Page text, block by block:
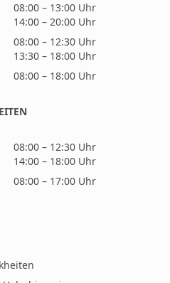
08:00 – 13:00 Uhr
14:00 – 20:00 Uhr
08:00 – 12:30 Uhr
13:30 – 18:00 Uhr
08:00 – 18:00 Uhr
08:00 – 12:30 Uhr
14:00 – 18:00 Uhr
08:00 – 17:00 Uhr